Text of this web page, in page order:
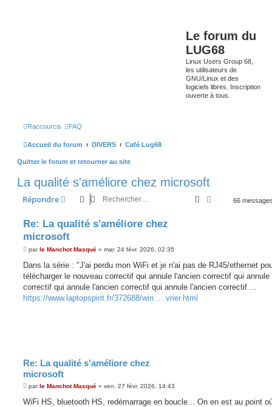
Le forum du
LUG68
Linux Users Group 68,
les utilisateurs de
GNU/Linux et des
logiciels libres. Inscription
ouverte à tous.
Raccourcis FAQ
Accueil du forum DIVERS Café Lug68
Quitter le forum et retourner au site
La qualité s'améliore chez microsoft
Répondre Rechercher
Recherche
66
Re: La qualité s'améliore chez
microsoft
M
s
a
g
parle Manchot Masqué » mar. 24 févr. 2026, 02:35
Dans la série : "J'ai perdu mon WiFi et je n'ai pas de RJ45/ethernet
télécharger le nouveau correctif qui annule l'ancien correctif qui annule
correctif qui annule l'ancien correctif qui annule l'ancien correctif ...
https://www.laptopspirit.fr/372688/win ... vrier.html
Re: La qualité s'améliore chez
microsoft
M
s
parle Manchot Masqué » ven. 27 févr. 2026, 14:43
WiFi HS, bluetooth HS, redémarrage en boucle... On en est au point